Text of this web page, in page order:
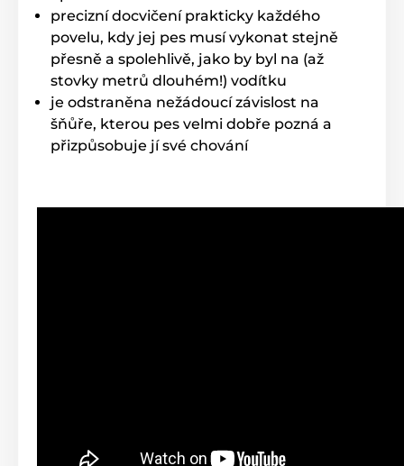
precizní docvičení prakticky každého
povelu, kdy jej pes musí vykonat stejně
přesně a spolehlivě, jako by byl na (až
stovky metrů dlouhém!) vodítku
je odstraněna nežádoucí závislost na
šňůře, kterou pes velmi dobře pozná a
přizpůsobuje jí své chování